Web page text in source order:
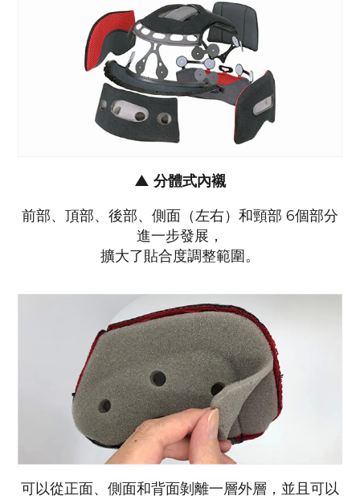
▲ 分體式內襯
前部、頂部、後部、側面（左右）和頸部 6個部分
進一步發展，
擴大了貼合度調整範圍。
可以從正面、側面和背面剝離一層外層，並且可以